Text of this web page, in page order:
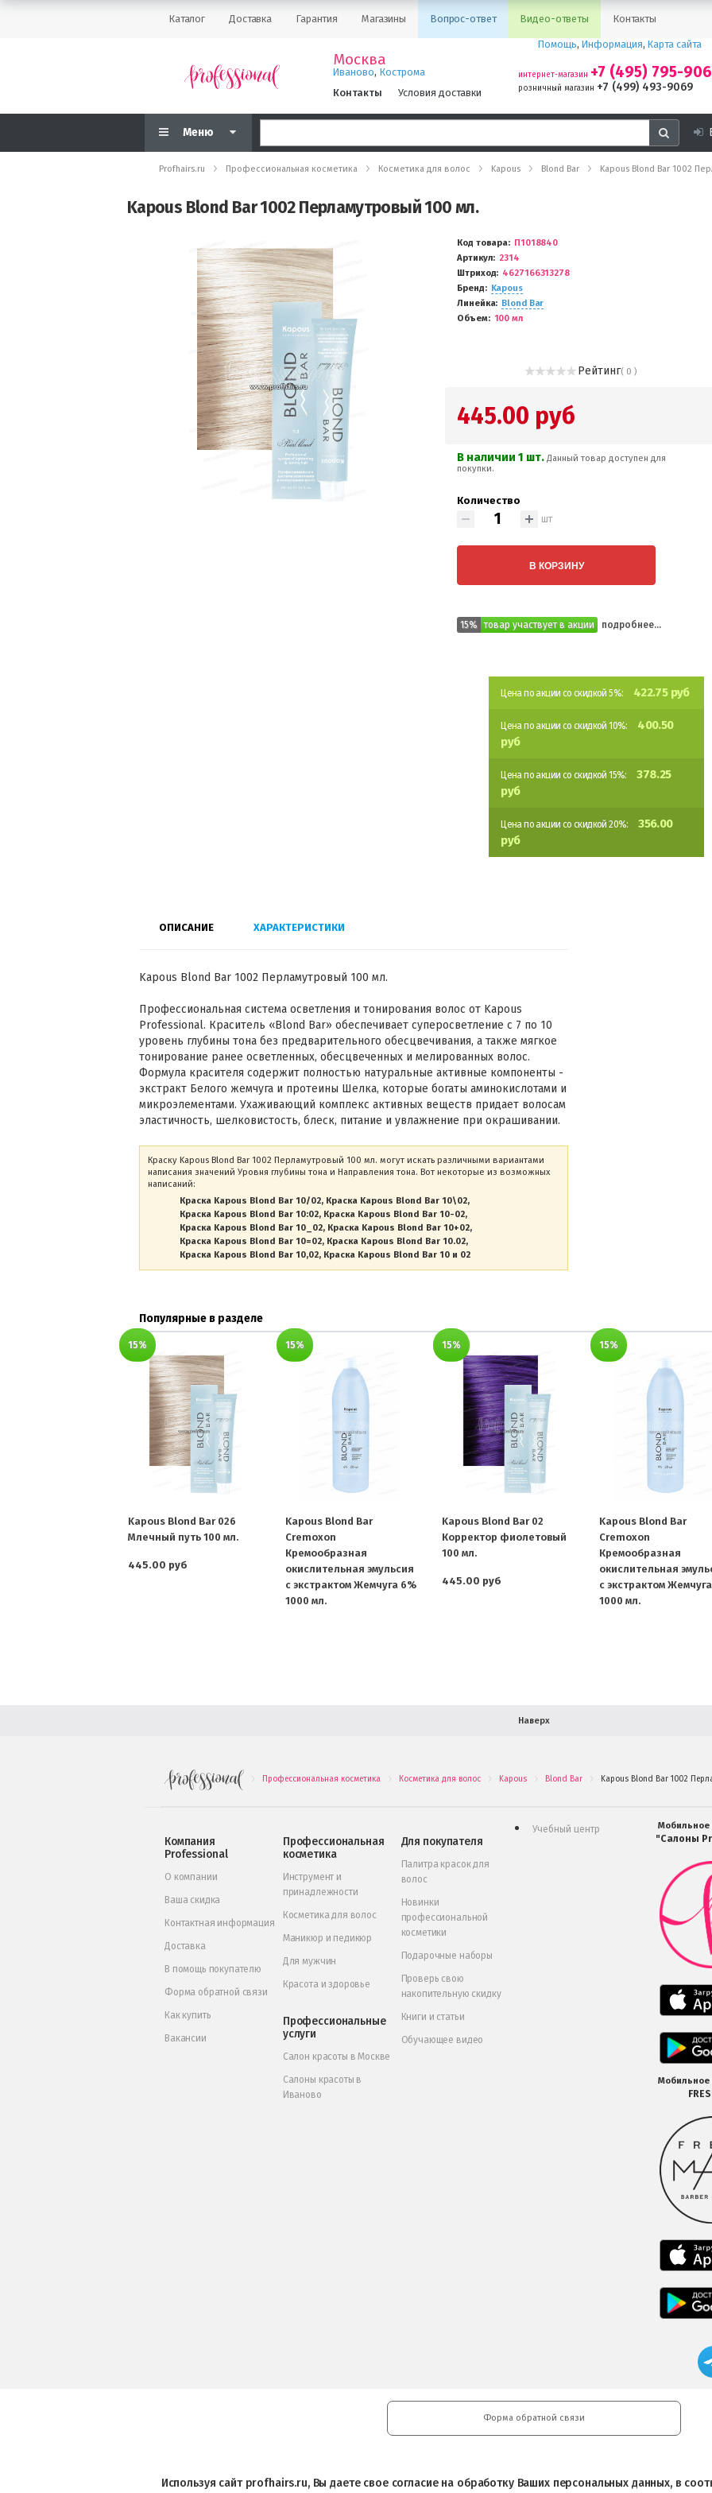
Каталог Доставка Гарантия Магазины Вопрос-ответ Видео-ответы Контакты
Москва
Иваново, Кострома
Контакты
Условия доставки
Помощь, Информация, Карта сайта
интернет-магазин +7 (495) 795-
розничный магазин +7 (499) 493-9069
Меню
Profhairs.ru Профессиональная косметика Косметика для волос Kapous Blond Bar Kapous Blond Bar 1002
Kapous Blond Bar 1002 Перламутровый 100 мл.
Код товара
П1018840
Артикул
2314
Штриход
4627166313278
Бренд
Kapous
Линейка
Blond Bar
Объем
100 мл
Рейтинг( 0 )
445.00 руб
В наличии 1 шт.Данный товар доступен для
покупки.
Количество
шт
В КОРЗИНУ
15% товар участвует в акции подробнее...
Цена по акции со скидкой 5%: 422.75 руб
Цена по акции со скидкой 10%:
400.50
руб
Цена по акции со скидкой 15%:
378.25
руб
Цена по акции со скидкой 20%:
356.00
руб
ОПИСАНИЕ ХАРАКТЕРИСТИКИ
Kapous Blond Bar 1002 Перламутровый 100 мл.
Профессиональная система осветления и тонирования волос от Kapous
Professional. Краситель «Blond Bar» обеспечивает суперосветление с 7 по 10
уровень глубины тона без предварительного обесцвечивания, а также мягкое
тонирование ранее осветленных, обесцвеченных и мелированных волос.
Формула красителя содержит полностью натуральные активные компоненты -
экстракт Белого жемчуга и протеины Шелка, которые богаты аминокислотами и
микроэлементами. Ухаживающий комплекс активных веществ придает волосам
эластичность, шелковистость, блеск, питание и увлажнение при окрашивании.
Краску Kapous Blond Bar 1002 Перламутровый 100 мл. могут искать различными вариантами
написания значений Уровня глубины тона и Направления тона. Вот некоторые из возможных
написаний:
Краска Kapous Blond Bar 10/02 Краска Kapous Blond Bar 10\02
Краска Kapous Blond Bar 10:02 Краска Kapous Blond Bar 10-02
Краска Kapous Blond Bar 10_02 Краска Kapous Blond Bar 10+02
Краска Kapous Blond Bar 10=02 Краска Kapous Blond Bar 10.02
Краска Kapous Blond Bar 10,02 Краска Kapous Blond Bar 10 и 02
Популярные в разделе
15%
Kapous Blond Bar 026
Млечный путь 100 мл.
445.00 руб
15%
Kapous Blond Bar
Cremoxon
Кремообразная
окислительная эмульсия
с экстрактом Жемчуга 6%
1000 мл.
15%
Kapous Blond Bar 02
Корректор фиолетовый
100 мл.
445.00 руб
15%
Kapous Blond Bar
Cremoxon
Кремообразная
окислительная
с экстрактом
1000 мл.
Наверх
Профессиональная косметика Косметика для волос Kapous Blond Bar Kapous Blond Bar 1002
Компания
Professional
О компании
Ваша скидка
Контактная информация
Доставка
В помощь покупателю
Форма обратной связи
Как купить
Вакансии
Профессиональная
косметика
Инструмент и
принадлежности
Косметика для волос
Маникюр и педикюр
Для мужчин
Красота и здоровье
Профессиональные
услуги
Салон красоты в Москве
Салоны красоты в
Иваново
Для покупателя
Палитра красок для
волос
Новинки
профессиональной
косметики
Подарочные наборы
Проверь свою
накопительную скидку
Книги и статьи
Обучающее видео
Учебный центр Мобильное
"Салоны
Мобильное
Форма обратной связи
Используя сайт profhairs.ru, Вы даете свое согласие на обработку Ваших персональных данных, в